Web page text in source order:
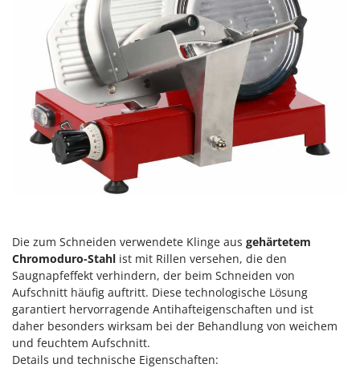
Rührtöpfe mit Elektrischem Rührwerk
Rupfmaschinen
Sämaschinen und Düngerstreuer
Scheibenpflüge
Schneefräsen
Schneeräumer
Schrotmühlen - elektrisch
Schweißgeräte
Seilwinden - Motorseilwinden
Sichelmähwerke für Traktoren
Sichelmulcher für Traktoren
Sortierer für Oliven
Sprühgeräte für Pflanzenbehandlung
GreenBay
Greenworks
GRIFO
GVS
GYS
Hailo
Honda
I
Idromatic
Il-Tec
Imperia
Die zum Schneiden verwendete Klinge aus gehärtetem
Chromoduro-Stahl ist mit Rillen versehen, die den
Saugnapfeffekt verhindern, der beim Schneiden von
Aufschnitt häufig auftritt. Diese technologische Lösung
garantiert hervorragende Antihafteigenschaften und ist
daher besonders wirksam bei der Behandlung von weichem
und feuchtem Aufschnitt.
Details und technische Eigenschaften: